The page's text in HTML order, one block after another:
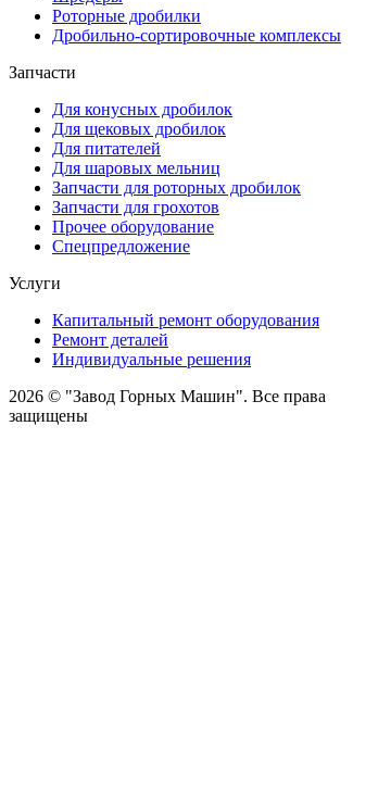
Роторные дробилки
Дробильно-сортировочные комплексы
Запчасти
Для конусных дробилок
Для щековых дробилок
Для питателей
Для шаровых мельниц
Запчасти для роторных дробилок
Запчасти для грохотов
Прочее оборудование
Спецпредложение
Услуги
Капитальный ремонт оборудования
Ремонт деталей
Индивидуальные решения
2026 © "Завод Горных Машин". Все права
защищены